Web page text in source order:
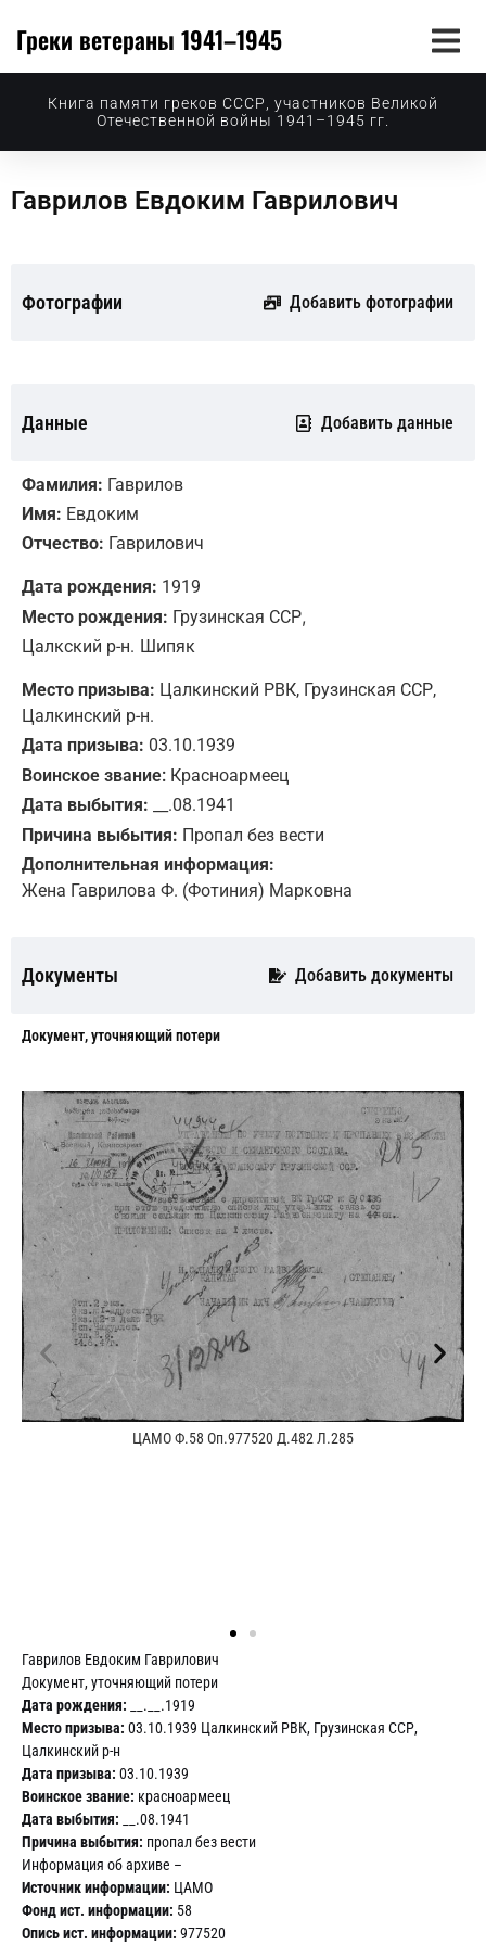
Греки ветераны 1941–1945
Книга памяти греков СССР, участников Великой
Отечественной войны 1941–1945 гг.
Гаврилов Евдоким Гаврилович
Фотографии Добавить фотографии
Данные Добавить данные
Фамилия: Гаврилов
Имя: Евдоким
Отчество: Гаврилович
Дата рождения: 1919
Место рождения: Грузинская ССР,
Цалкский р-н. Шипяк
Место призыва: Цалкинский РВК, Грузинская ССР,
Цалкинский р-н.
Дата призыва: 03.10.1939
Воинское звание: Красноармеец
Дата выбытия: __.08.1941
Причина выбытия: Пропал без вести
Дополнительная информация:
Жена Гаврилова Ф. (Фотиния) Марковна
Документы Добавить документы
Документ, уточняющий потери
ЦАМО Ф.58 Оп.977520 Д.482 Л.285
Гаврилов Евдоким Гаврилович
Документ, уточняющий потери
Дата рождения: __.__.1919
Место призыва: 03.10.1939 Цалкинский РВК, Грузинская ССР,
Цалкинский р-н
Дата призыва: 03.10.1939
Воинское звание: красноармеец
Дата выбытия: __.08.1941
Причина выбытия: пропал без вести
Информация об архиве –
Источник информации: ЦАМО
Фонд ист. информации: 58
Опись ист. информации: 977520